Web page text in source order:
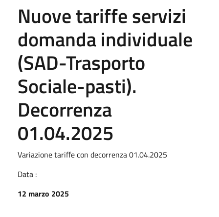
Nuove tariffe servizi
domanda individuale
(SAD-Trasporto
Sociale-pasti).
Decorrenza
01.04.2025
Variazione tariffe con decorrenza 01.04.2025
Data :
12 marzo 2025